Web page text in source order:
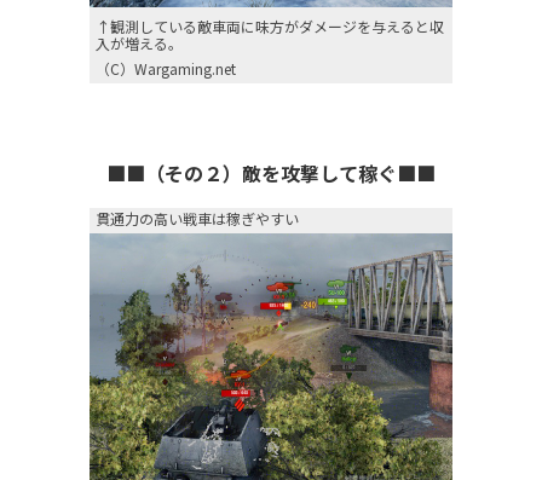
↑観測している敵車両に味方がダメージを与えると収
入が増える。
（C）Wargaming.net
■■（その２）敵を攻撃して稼ぐ■■
貫通力の高い戦車は稼ぎやすい